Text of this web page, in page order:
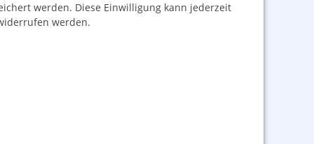
werden. Diese Einwilligung kann jederzeit
werden.